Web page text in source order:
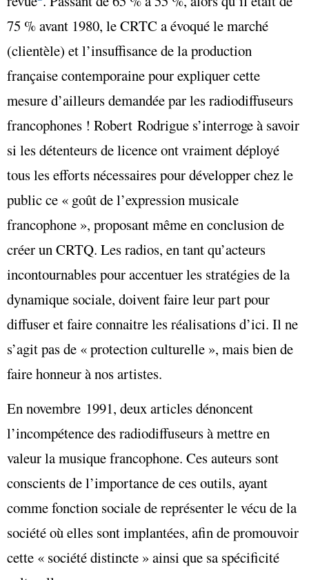
75 % avant 1980, le CRTC aévoquéle marché
(clientèle) et l’insuffisance de la production
française contemporaine pour expliquer cette
mesure d’ailleurs demandée par les radiodiffuseurs
francophones ! Robert Rodrigue s’interroge à savoir
si les détenteurs de licence ont vraiment déployé
tous les efforts nécessaires pour développer chez le
public ce « goût de l’expression musicale
francophone », proposant même en conclusion de
créer un CRTQ. Les radios, en tant qu’acteurs
incontournables pour accentuer les stratégies de la
dynamique sociale, doivent faire leur part pour
diffuser et faire connaitre les réalisations d’ici. Il ne
s’agit pas de « protection culturelle », mais bien de
faire honneur à nos artistes.
En novembre 1991, deux articles dénoncent
l’incompétence des radiodiffuseursà mettre en
valeur la musiquefrancophone. Ces auteurs sont
conscients de l’importance de ces outils, ayant
comme fonction sociale de représenter le vécu de la
société où elles sont implantées, afin de promouvoir
cette « société distincte »ainsi que sa spécificité